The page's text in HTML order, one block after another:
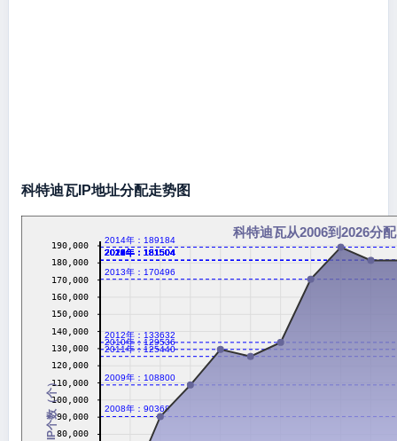
科特迪瓦IP地址分配走势图
科特迪瓦从2006到2026分
2008年：90368
2009年：108800
2010年：129536
2011年：125440
2012年：133632
2013年：170496
2014年：189184
2016年：181504
2017年：181504
2018年：181504
2019年：181504
2020年：181504
2021年：181504
2022年：181504
2023年：181504
2024年：181504
2026年：181504
80,000
90,000
100,000
110,000
120,000
130,000
140,000
150,000
160,000
170,000
180,000
190,000
IP个数（个）